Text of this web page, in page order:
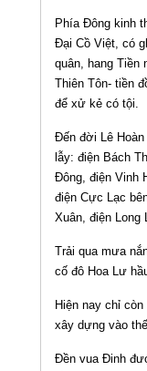
Phía Ðông kinh
Ðại Cồ Việt, có
quân, hang Tiền
Thiên Tôn- tiền
để xử kẻ có tội.
Ðến đời Lê
lẫy: điện Bách
Ðông, điện Vinh
điện Cực Lạc
Xuân, điện Long
Trải qua mưa
cố đô Hoa Lư
Hiện nay chỉ
xây dựng vào
Ðền vua Ðinh